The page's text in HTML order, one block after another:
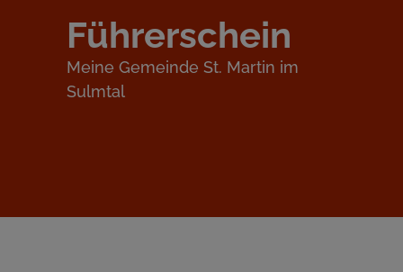
Führerschein
Meine Gemeinde St. Martin im
Sulmtal